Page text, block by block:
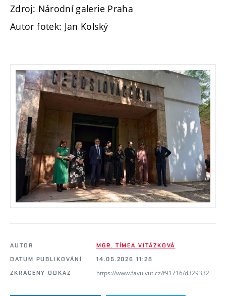
Zdroj: Národní galerie Praha
Autor fotek: Jan Kolský
AUTOR
MGR. TÍMEA VITÁZKOVÁ
DATUM PUBLIKOVÁNÍ
14.05.2026 11:28
ZKRÁCENÝ ODKAZ
https://www.favu.vut.cz/f91716/d329332